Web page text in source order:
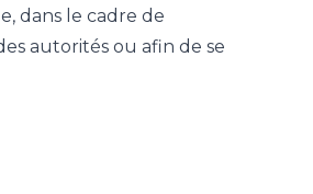
dans le cadre de
autorités ou afin de se